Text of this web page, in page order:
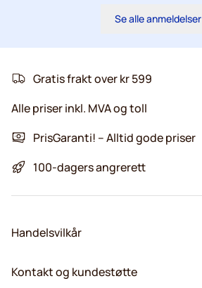
Se alle anmeldelser
Gratis frakt over kr 599
Alle priser inkl. MVA og toll
PrisGaranti! – Alltid gode priser
100-dagers angrerett
Handelsvilkår
Kontakt og kundestøtte